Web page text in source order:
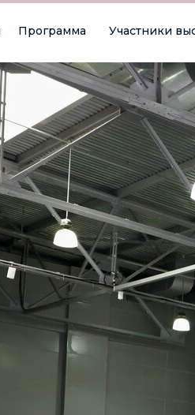
Программа Участники